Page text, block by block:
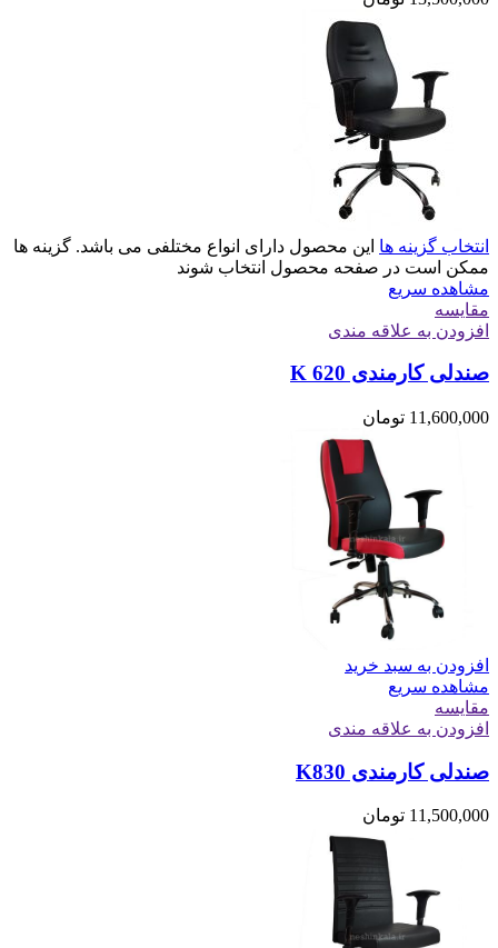
انتخاب گزینه ها این محصول دارای انواع مختلفی می باشد. گزینه ها
ممکن است در صفحه محصول انتخاب شوند
مشاهده سریع
مقایسه
افزودن به علاقه مندی
صندلی کارمندی K 620
11,600,000 تومان
افزودن به سبد خرید
مشاهده سریع
مقایسه
افزودن به علاقه مندی
صندلی کارمندی K830
11,500,000 تومان